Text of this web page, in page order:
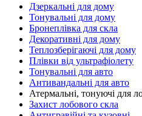
Дзеркальні для дому
Тонувальні для дому
Бронеплівка для скла
Декоративні для дому
Теплозберігаючі для дому
Плівки від ультрафіолету
Тонувальні для авто
Антивандальні для авто
Атермальні, тонуючі для
Захист лобового скла